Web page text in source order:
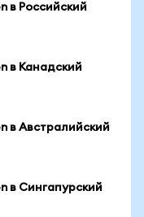
в Российский
в Канадский
в Австралийский
в Сингапурский